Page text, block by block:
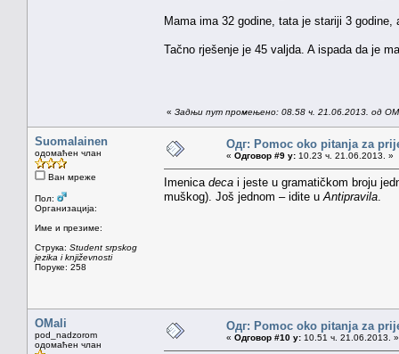
Mama ima 32 godine, tata je stariji 3
Tačno rješenje je 45 valjda. A ispada da je
« Задњи пут промењено: 08.58 ч. 21.06.2013. од
Suomalainen
одомаћен члан
Ван мреже
Пол:
Организација:
Име и презиме:
Струка: Student srpskog
jezika i književnosti
Поруке: 258
Одг: Pomoc oko pitanja za
« Одговор #9 у: 10.23 ч. 21.06.2013. »
Imenica deca i jeste u gramatičkom broju
muškog). Još jednom – idite u Antipravila
OMali
pod_nadzorom
одомаћен члан
Одг: Pomoc oko pitanja za
« Одговор #10 у: 10.51 ч. 21.06.2013. »